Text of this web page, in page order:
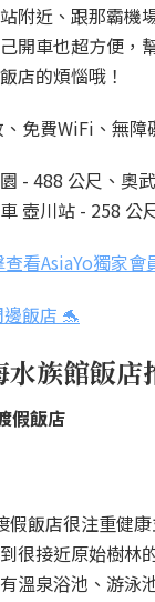
附近、跟那霸機
開車也超方便，
店的煩惱哦！
免費WiFi、無障
- 488 公尺、奧
壺川站 - 258 公
看AsiaYo獨家會
飯店 🐬
族館飯店
假飯店
假飯店很注重健
很接近原始樹林
溫泉浴池、游泳